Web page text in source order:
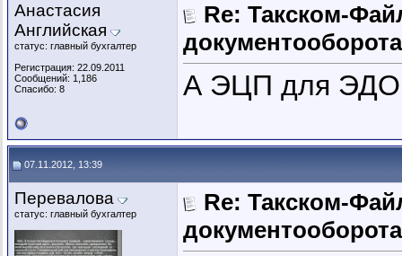
Анастасия
Английская
статус: главный бухгалтер
Регистрация: 22.09.2011
Сообщений: 1,186
Спасибо: 8
Re: Такском-
документооборота
А ЭЦП для ЭДО
07.11.2012, 13:39
Перевалова
статус: главный бухгалтер
Re: Такском-
документооборота